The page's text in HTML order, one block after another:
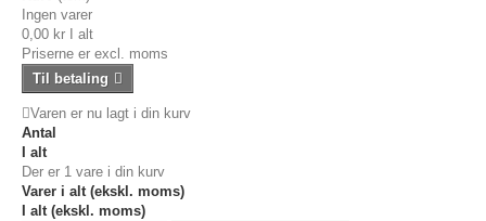
Ingen varer
0,00 kr
I alt
Priserne er excl. moms
Til betaling
Varen er nu lagt i din kurv
Antal
I alt
Der er 1 vare i din kurv
Varer i alt (ekskl. moms)
I alt (ekskl. moms)